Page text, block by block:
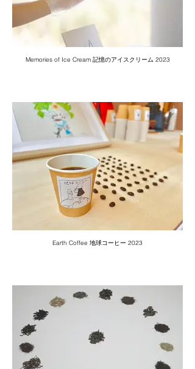
Memories of Ice Cream 記憶のアイスクリーム 2023
Earth Coffee 地球コーヒー 2023